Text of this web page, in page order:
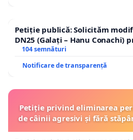
Petiție publică: Solicităm
DN25 (Galați – Hanu Conachi)
traseului în afara localităților!
104 semnături
Notificare de transparență
Petiție privind eliminarea
de câinii agresivi și fără